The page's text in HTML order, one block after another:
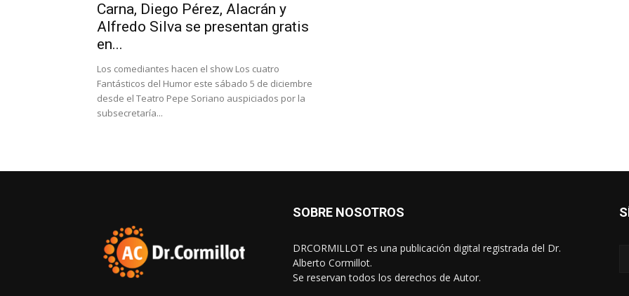
Carna, Diego Pérez, Alacrán y
Alfredo Silva se presentan gratis
en...
Los comediantes hacen el show Los cuatro
Fantásticos del Humor este sábado 5 de diciembre
desde el Teatro Pepe Soriano auspiciados por la
subsecretaría...
SOBRE NOSOTROS
DRCORMILLOT es una publicación digital registrada del Dr.
Alberto Cormillot.
Se reservan todos los derechos de Autor.